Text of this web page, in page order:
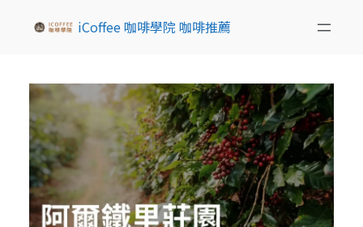
iCoffee 咖啡學院 咖啡推薦